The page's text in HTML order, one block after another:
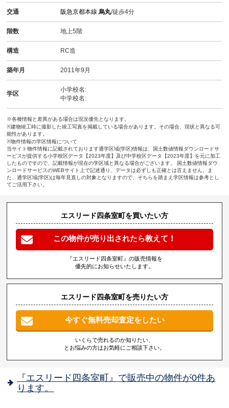
交通 阪急京都本線烏丸/徒歩4分
階数 地上5階
構造 RC造
築年月 2011年9月
学区
小学校名:
中学校名:
※各種情報と差異がある場合は現況優先となります。
※建物竣工時に撮影した竣工写真を掲載している場合があります。その場合、現状と異なる可
能性があります。
※物件情報の学区情報について
当サイト物件情報に記載されております通学区域(学区)情報は、国土数値情報ダウンロードサ
ービスが提供する小学校区データ【2023年度】及び中学校区データ【2023年度】を元に加工
したものですので、記載情報が現在の学区域と異なる場合がございます。 国土数値情報ダウ
ンロードサービスのWEBサイト上で記述通り、データは必ずしも正確とは言えません。ま
た、通学区域(学区)は毎年見直しの対象となりますので、そちらを踏まえ学区情報は参考とし
てご活用下さい。
エスリード四条室町を買いたい方
この物件が売り出されたら教えて！
『エスリード四条室町』の販売情報を
優先的にお知らせいたします。
エスリード四条室町を売りたい方
今すぐ無料売却査定をしたい
いくらで売れるのか知りたい、
とお悩みの方はお気軽にご相談下さい。
『エスリード四条室町』で販売中の物件が0件あ
ります。